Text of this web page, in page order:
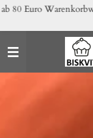
ZumIF YOU ARE